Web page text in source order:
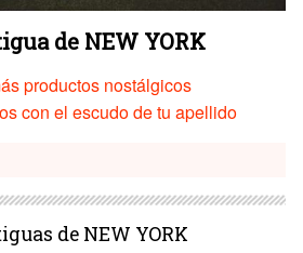
de NEW YORK
productos nostálgicos
con el escudo de tu apellido
de NEW YORK